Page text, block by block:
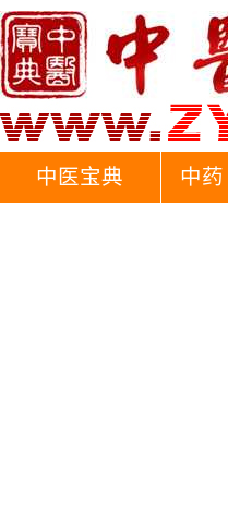
中医宝典 中药